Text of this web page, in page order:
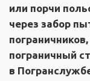
или порчи
через забор
пограничный
в